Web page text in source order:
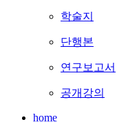
학술지
단행본
연구보고서
공개강의
home